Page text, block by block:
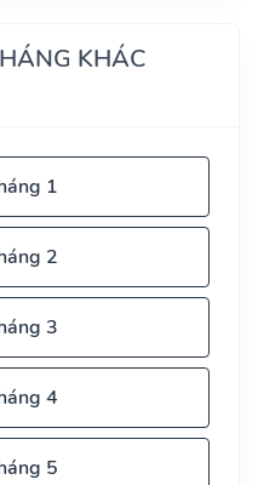
KHÁC
1
2
3
4
5